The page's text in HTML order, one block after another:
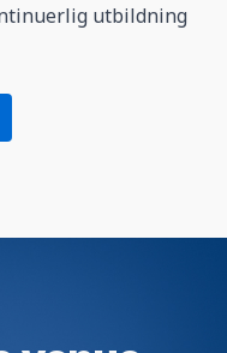
utbildning